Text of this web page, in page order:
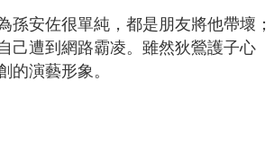
安佐很單純，都是朋友將他帶壞；
己遭到網路霸凌。雖然狄鶯護子心
的演藝形象。